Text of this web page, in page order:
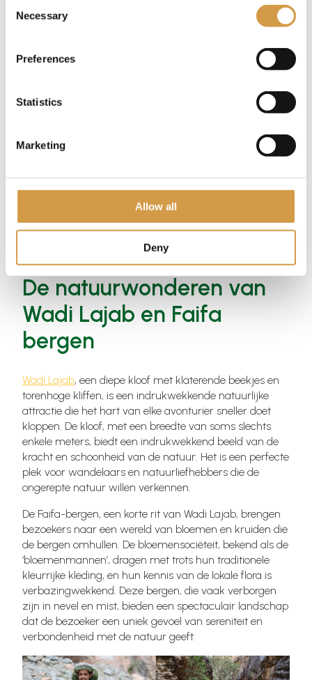
Selection
Necessary
Preferences
Statistics
Marketing
Allow all
Deny
De natuurwonderen van
Wadi Lajab en Faifa
bergen
Wadi Lajab, een diepe kloof met klaterende beekjes en
torenhoge kliffen, is een indrukwekkende natuurlijke
attractie die het hart van elke avonturier sneller doet
kloppen. De kloof, met een breedte van soms slechts
enkele meters, biedt een indrukwekkend beeld van de
kracht en schoonheid van de natuur. Het is een perfecte
plek voor wandelaars en natuurliefhebbers die de
ongerepte natuur willen verkennen.
De Faifa-bergen, een korte rit van Wadi Lajab, brengen
bezoekers naar een wereld van bloemen en kruiden die
de bergen omhullen. De bloemensociëteit, bekend als de
‘bloemenmannen’, dragen met trots hun traditionele
kleurrijke kleding, en hun kennis van de lokale flora is
verbazingwekkend. Deze bergen, die vaak verborgen
zijn in nevel en mist, bieden een spectaculair landschap
dat de bezoeker een uniek gevoel van sereniteit en
verbondenheid met de natuur geeft.